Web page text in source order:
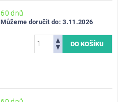
60 dnů
Můžeme doručit do: 3.11.2026